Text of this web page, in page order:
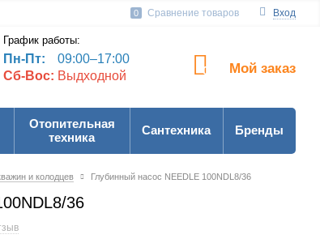
Вход
0 Сравнение товаров
График работы:
Пн-Пт:
09:00–17:00
Сб-Вос: Выдходной 0 Мой заказ
Отопительная
техника
Сантехника Бренды
и колодцев Глубинный насос NEEDLE 100NDL8/36
36